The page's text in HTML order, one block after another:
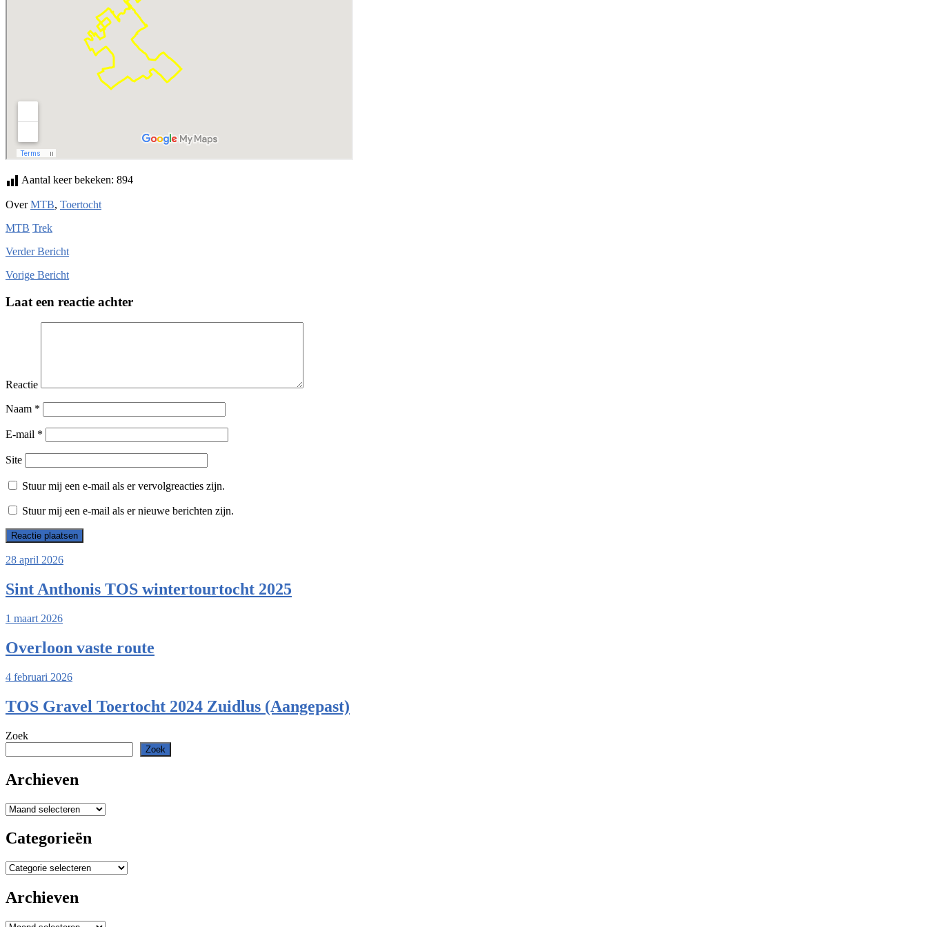
Aantal keer bekeken: 894
OverMTB, Toertocht
MTB Trek
VerderBericht
Vorige Bericht
Laat een reactie achter
Reactie
Naam *
E-mail *
Site
Stuur mij een e-mail als er vervolgreacties zijn.
Stuur mij een e-mail als er nieuwe berichten zijn.
28 april 2026
Sint Anthonis TOS wintertourtocht 2025
1 maart 2026
Overloon vaste route
4 februari 2026
TOS Gravel Toertocht 2024 Zuidlus (Aangepast)
Zoek
Zoek
Archieven
Archieven
Categorieën
Categorieën
Archieven